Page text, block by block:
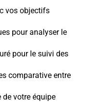
vos objectifs
pour analyser le
pour le suivi des
comparative entre
de votre équipe